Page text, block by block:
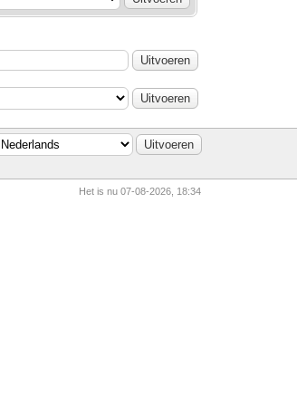
Het is nu 07-08-2026, 18:34